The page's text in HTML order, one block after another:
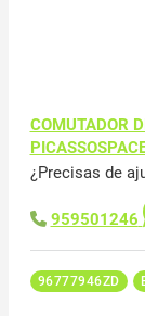
COMUTADOR
¿Precisas de
959501246
96777946ZD